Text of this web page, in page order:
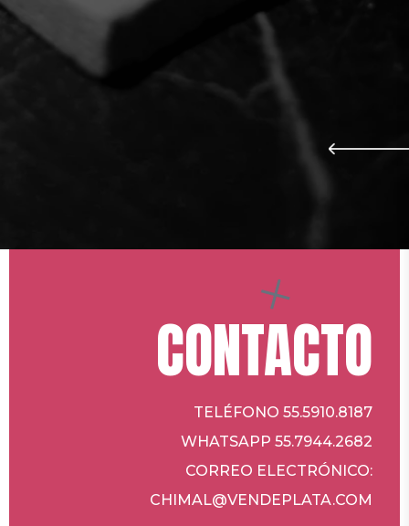
CONTACTO
TELÉFONO 55.5910.8187
WHATSAPP 55.7944.2682
CORREO ELECTRÓNICO:
CHIMAL@VENDEPLATA.COM